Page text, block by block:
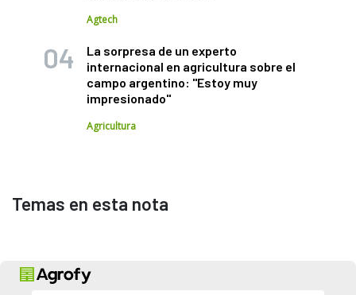
Agtech
La sorpresa de un experto
internacional en agricultura sobre el
campo argentino: "Estoy muy
impresionado"
Agricultura
Temas en esta nota